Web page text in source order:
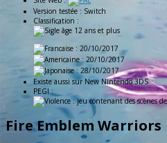
Version testée : Switch
Classification :
: 20/10/2017
: 20/10/2017
: 28/10/2017
Existe aussi sur New Nintendo 3DS
PEGI :
Fire Emblem Warriors